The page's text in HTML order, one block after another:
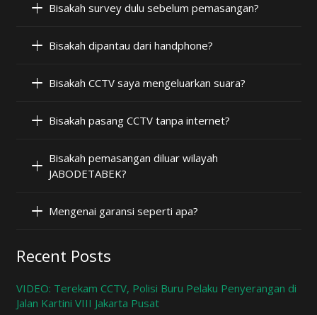
Bisakah survey dulu sebelum pemasangan?
Bisakah dipantau dari handphone?
Bisakah CCTV saya mengeluarkan suara?
Bisakah pasang CCTV tanpa internet?
Bisakah pemasangan diluar wilayah
JABODETABEK?
Mengenai garansi seperti apa?
Recent Posts
VIDEO: Terekam CCTV, Polisi Buru Pelaku Penyerangan di
Jalan Kartini VIII Jakarta Pusat